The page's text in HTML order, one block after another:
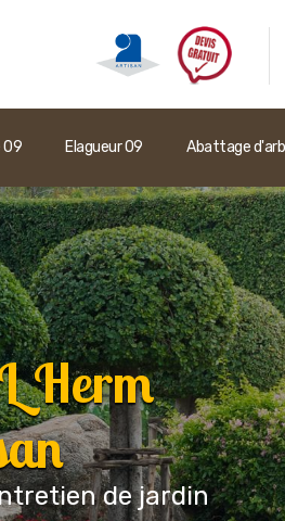
09 Elagueur 09 Abattage
Herm
de jardin